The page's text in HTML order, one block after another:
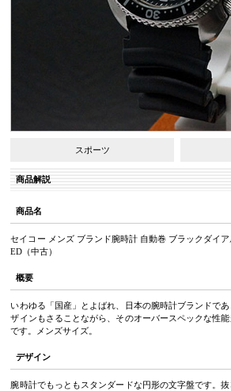
スポーツ
商品解説
商品名
セイコー メンズ ブランド腕時計 自動巻 ブラックダイ
ED（中古）
概要
いわゆる「国産」とよばれ、日本の腕時計ブランドで
ザインもさることながら、そのオーバースペックな性
です。メンズサイズ。
デザイン
腕時計でもっともスタンダードな円形の文字盤です。